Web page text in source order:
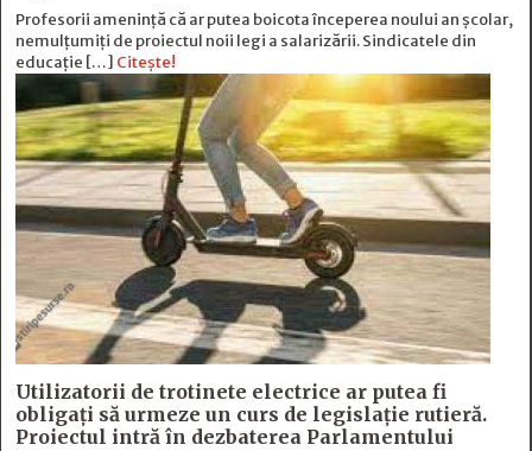
Profesorii amenință că ar putea boicota începerea noului an școlar,
nemulțumiți de proiectul noii legi a salarizării. Sindicatele din
educație […] Citește!
Utilizatorii de trotinete electrice ar putea fi
obligați să urmeze un curs de legislație rutieră.
Proiectul intră în dezbaterea Parlamentului